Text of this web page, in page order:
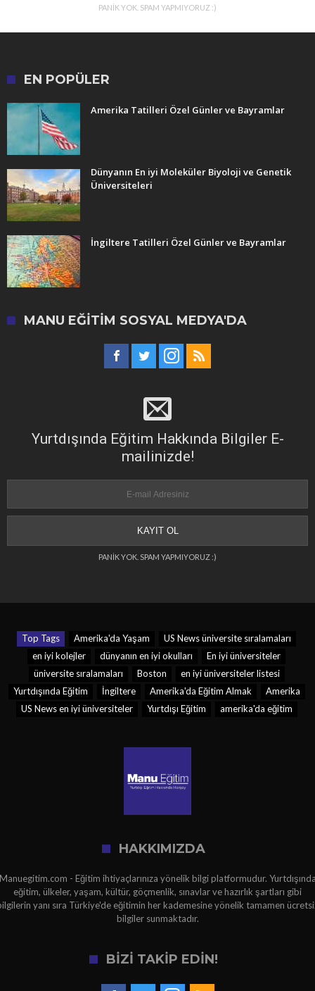
PANİK YOK. SPAM YAPMIYORUZ :)
EN POPÜLER
Amerika Tatilleri Özel Günler ve Bayramlar
Dünyanın En iyi Moleküler Biyoloji ve Genetik
Üniversiteleri
İngiltere Tatilleri Özel Günler ve Bayramlar
MANU EĞITIM SOSYAL MEDYA'DA
Yurtdışında Eğitim Hakkında Bilgiler E-
mailinizde!
PANİK YOK. SPAM YAPMIYORUZ :)
Top Tags Amerika'da Yaşam
US News üniversite sıralamaları
en iyi kolejler
dünyanın en iyi okulları
En iyi üniversiteler
üniversite sıralamaları
Boston
en iyi üniversiteler listesi
Yurtdışında Eğitim
İngiltere Amerika'da Eğitim Almak
Amerika
US News en iyi üniversiteler
Yurtdışı Eğitim amerika'da eğitim
HAKKIMIZDA
- Eğitim ihtiyaçlarınıza yönelik bilgi platformudur.
eğitim, ülkeler, yaşam, kültür, göçmenlik, sınavlar ve hazırlık şartları gibi
yanı sıra Türkiye'de eğitimin her kademesine yönelik tamamen
bilgiler sunmaktadır.
BİZİ TAKİP EDİN!